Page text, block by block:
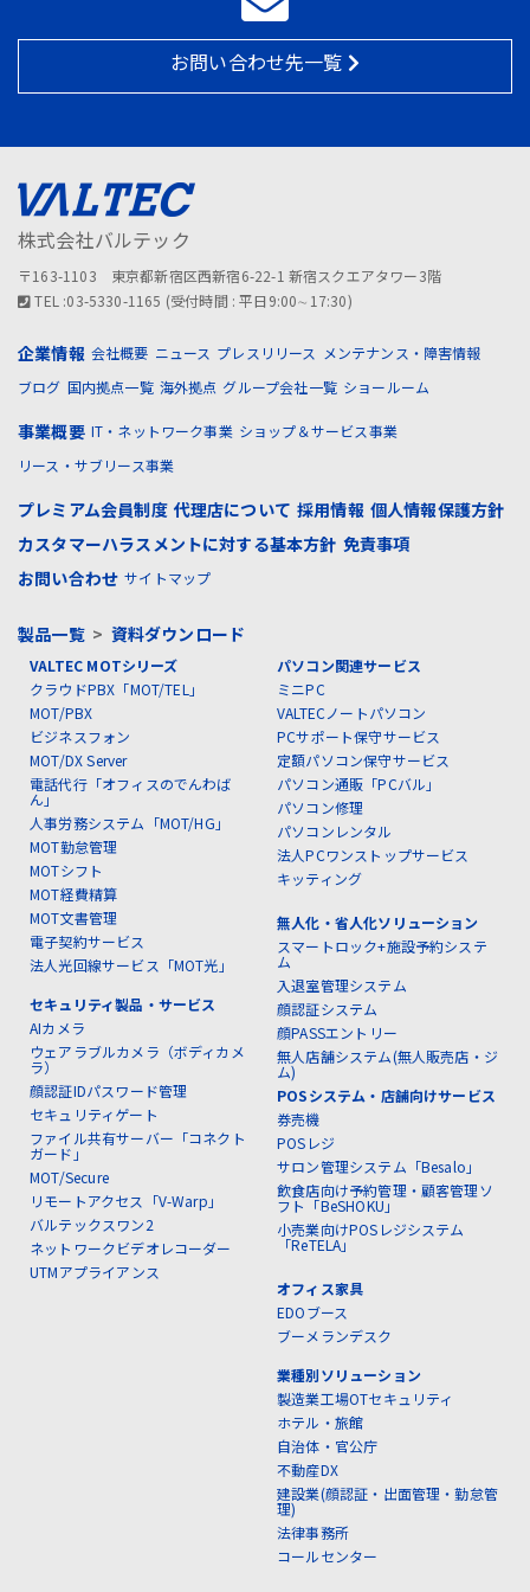
お問い合わせ先一覧
株式会社バルテック
〒163-1103 東京都新宿区西新宿6-22-1 新宿スクエアタワー3階
TEL :03-5330-1165 (受付時間 : 平日9:00∼17:30)
企業情報 会社概要 ニュース プレスリリース
メンテナンス・障害情報
ブログ 国内拠点一覧 海外拠点 グループ会社一覧 ショールーム
事業概要 IT・ネットワーク事業 ショップ＆サービス事業
リース・サブリース事業
プレミアム会員制度 代理店について 採用情報 個人情報保護方針
カスタマーハラスメントに対する基本方針 免責事項
お問い合わせ サイトマップ
製品一覧> 資料ダウンロード
VALTEC MOTシリーズ
クラウドPBX「MOT/TEL」
MOT/PBX
ビジネスフォン
MOT/DX Server
電話代行「オフィスのでんわば
ん」
人事労務システム「MOT/HG」
MOT勤怠管理
MOTシフト
MOT経費精算
MOT文書管理
電子契約サービス
法人光回線サービス「MOT光」
セキュリティ製品・サービス
AIカメラ
ウェアラブルカメラ（ボディカメ
ラ）
顔認証IDパスワード管理
セキュリティゲート
ファイル共有サーバー「コネクト
ガード」
MOT/Secure
リモートアクセス「V-Warp」
バルテックスワン2
ネットワークビデオレコーダー
UTMアプライアンス
パソコン関連サービス
ミニPC
VALTECノートパソコン
PCサポート保守サービス
定額パソコン保守サービス
パソコン通販「PCバル」
パソコン修理
パソコンレンタル
法人PCワンストップサービス
キッティング
無人化・省人化ソリューション
スマートロック+施設予約システ
ム
入退室管理システム
顔認証システム
顔PASSエントリー
無人店舗システム(無人販売店・ジ
ム)
POSシステム・店舗向けサービス
券売機
POSレジ
サロン管理システム「Besalo」
飲食店向け予約管理・顧客管理ソ
フト「BeSHOKU」
小売業向けPOSレジシステム
「ReTELA」
オフィス家具
EDOブース
ブーメランデスク
業種別ソリューション
製造業工場OTセキュリティ
ホテル・旅館
自治体・官公庁
不動産DX
建設業(顔認証・出面管理・勤怠管
理)
法律事務所
コールセンター